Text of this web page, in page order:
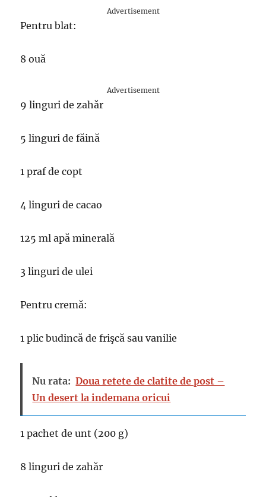
Advertisement
Pentru blat:
8 ouă
Advertisement
9 linguri de zahăr
5 linguri de făină
1 praf de copt
4 linguri de cacao
125 ml apă minerală
3 linguri de ulei
Pentru cremă:
1 plic budincă de frişcă sau vanilie
Nu rata: Doua retete de clatite de post –
Un desert la indemana oricui
1 pachet de unt (200 g)
8 linguri de zahăr